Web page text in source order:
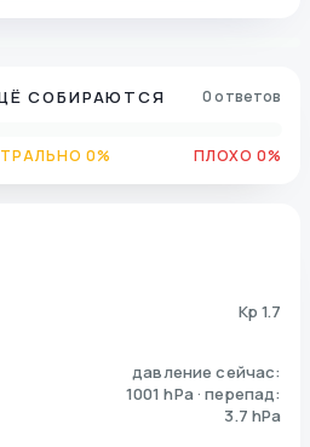
СОБИРАЮТСЯ 0 ответов
0% ПЛОХО 0%
Kp 1.7
давление сейчас:
1001 hPa · перепад:
3.7 hPa